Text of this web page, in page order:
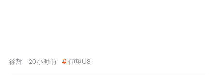
徐辉 20小时前 # 仰望U8